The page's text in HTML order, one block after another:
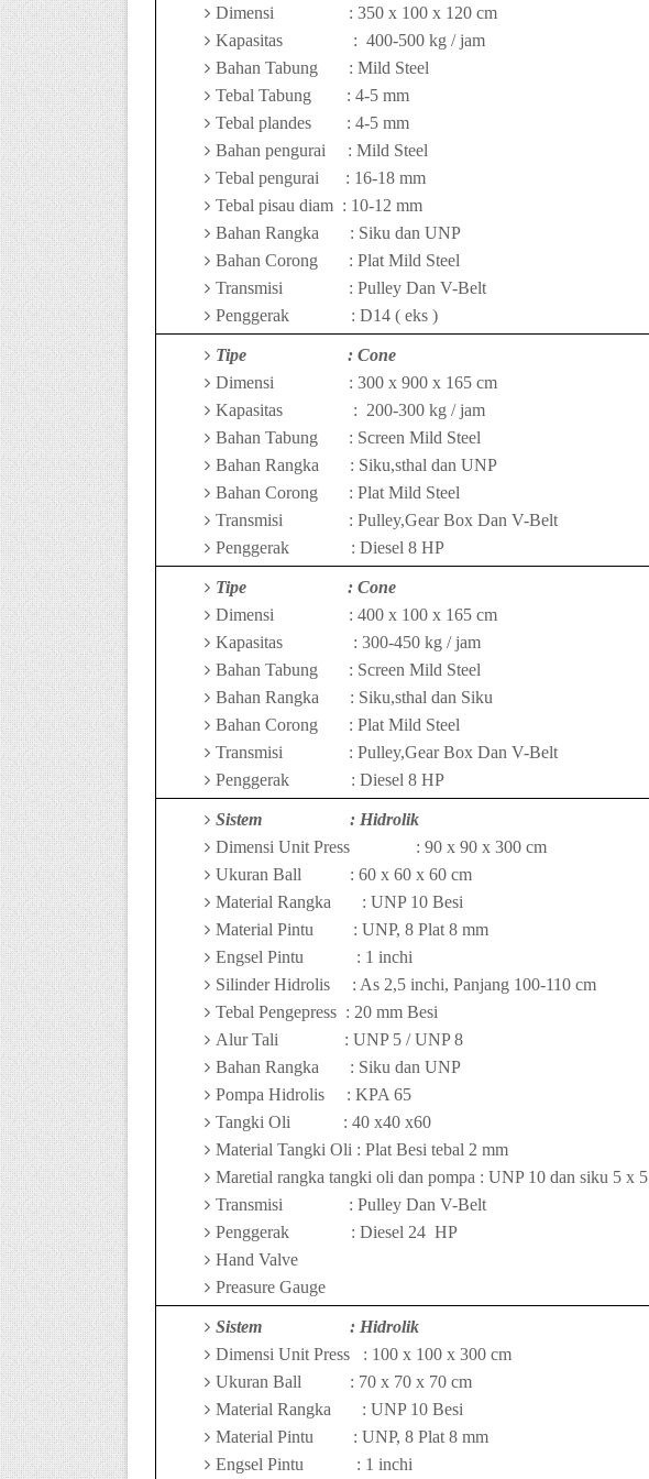
Dimensi :350 x 100 x 1 20 cm
Kapasitas
: 400-500 kg / jam
Bahan Tabung
: Mild Steel
Tebal Tabung
:4-5mm
Tebal plandes
:4-5 mm
Bahan pengurai
: Mild Steel
Tebal pengurai
: 16-18 mm
Tebal pisau diam : 10-12 mm
Bahan Rangka
: Siku dan UNP
Bahan Corong
: Plat Mild Steel
Transmisi
: Pulley Dan V-Belt
Penggerak
:D14 ( eks )
Tipe
: Cone
Dimensi
: 300 x900 x 165 cm
Kapasitas
: 200-300 kg / jam
Bahan Tabung
: Screen Mild Steel
Bahan Rangka
: Siku,sthal dan UNP
Bahan Corong
: Plat Mild Steel
Transmisi
: Pulley,Gear Box Dan V-Belt
Penggerak
: Diesel 8 HP
Tipe
: Cone
Dimensi
:400 x 100 x 165 cm
Kapasitas
:300-450 kg / jam
Bahan Tabung
: Screen Mild Steel
Bahan Rangka
: Siku,sthal dan Siku
Bahan Corong
: Plat Mild Steel
Transmisi
: Pulley,Gear Box Dan V-Belt
Penggerak
: Diesel8 HP
Sistem
: Hidrolik
Dimensi Unit Press
:90 x90 x300 cm
Ukuran Ball
: 60 x 60 x 60 cm
Material Rangka
: UNP 10 Besi
Material Pintu
:UNP, 8 Plat 8 mm
Engsel Pintu
: 1 inchi
Silinder Hidrolis
: As 2,5 inchi, Panjang 100-110 cm
Tebal Pengepress : 20 mm Besi
Alur Tali
: UNP 5 / UNP 8
Bahan Rangka
: Siku dan UNP
Pompa Hidrolis
: KPA 65
Tangki Oli
: 40 x40 x60
Material Tangki Oli : Plat Besi tebal 2 mm
Maretial rangka tangki oli dan pompa : UNP 10 dan siku 5 x 5
Transmisi
: Pulley Dan V-Belt
Penggerak
: Diesel 24 HP
Hand Valve
Preasure Gauge
Sistem
: Hidrolik
Dimensi Unit Press
: 100 x 100 x300 cm
Ukuran Ball
: 70 x 70 x 70 cm
Material Rangka
: UNP 10 Besi
Material Pintu
:UNP, 8 Plat 8 mm
Engsel Pintu
: 1 inchi